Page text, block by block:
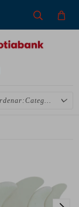
Categoría